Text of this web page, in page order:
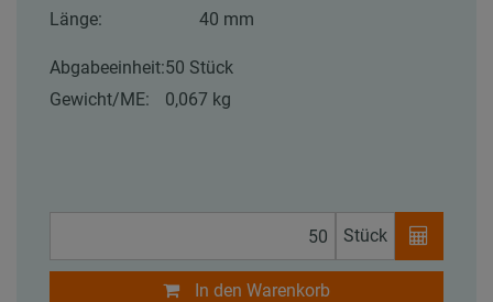
Länge:
40 mm
Abgabeeinheit:50 Stück
Gewicht/ME:
0,067 kg
Stück
In den Warenkorb